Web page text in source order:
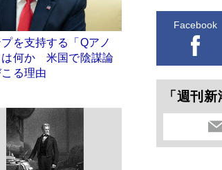
プを支持する「Qアノ
は何か 米国で陰謀論
る理由
Facebook
「週刊新